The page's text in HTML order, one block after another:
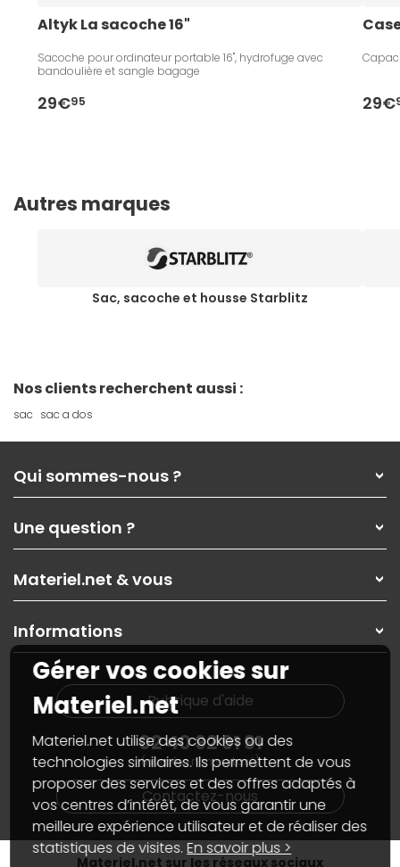
Altyk La sacoche 16"
Sacoche pour ordinateur portable 16", hydrofuge avec
bandoulière et sangle bagage
29€95 29€
Autres marques
Sac, sacoche et housse Starblitz
Nos clients recherchent aussi :
sac sac a dos
Qui sommes-nous ?
Nos services
Les magasins Materiel.net
Nos solutions pour les pros
Contactez-nous
Une question ?
Paiement, livraison
Garanties,Pack Zen
SAV, demander un retour
Informations
Guides d'achats et tutoriels
Materiel.net & vous
On rachète votre carte graphique
PC sur mesure : Votre RDV personnalisé
Notre démarche écologique
Materiel.net recrute
Notre programme d'affiliation
Partenariat & Sponsoring
Informations
Plan du site
Nos marques
Conditions générales de vente
Informations légales
Données personnellesetcookies
Gérer vos cookies
Accessibilité : non conforme
Rubrique d'aide
02 40 92 91 91
(numéro non surtaxé)
Contactez-nous
Materiel.net sur les réseaux sociaux
Gérer vos cookies sur
Materiel.net
Materiel.net utilise des cookies ou des
technologies similaires. Ils permettent de vous
proposer des services et des offres adaptés à
vos centres d’intérêt, de vous garantir une
meilleure expérience utilisateur et de réaliser des
statistiques de visites.En savoir plus >